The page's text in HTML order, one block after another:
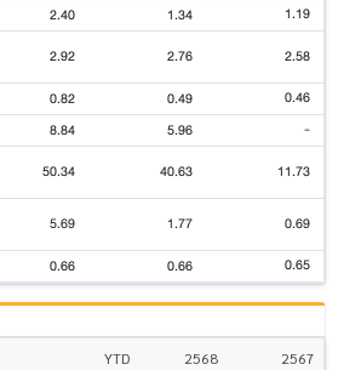
2.40 1.34 1.19
2.92 2.76 2.58
0.82 0.49 0.46
8.84 5.96 -
50.34 40.63 11.73
5.69 1.77 0.69
0.66 0.66 0.65
YTD 2568
2567